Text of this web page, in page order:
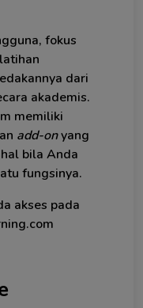
fokus
dari
akademis.
memiliki
add-onyang
bila Anda
fungsinya.
akses pada